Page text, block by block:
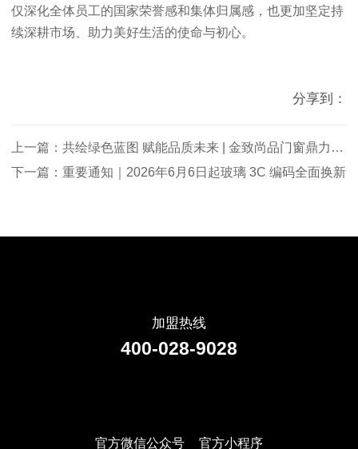
仅深化全体员工的国家荣誉感和集体归属感，也更加坚定持
续深耕市场、助力美好生活的使命与初心。
分享到：
上一篇：共绘绿色蓝图 赋能品质未来 | 金致尚品门窗鼎力支
持“水漆定制看重庆”战略发布会圆满落幕
下一篇：重要通知｜2026年6月6日起玻璃 3C 编码全面换新
加盟热线
400-028-9028
官方微信公众号 官方小程序